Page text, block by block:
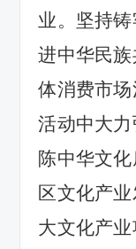
业。 坚持
进中华民
体消费市
活动中大
陈中华文化
区文化产
大文化产业